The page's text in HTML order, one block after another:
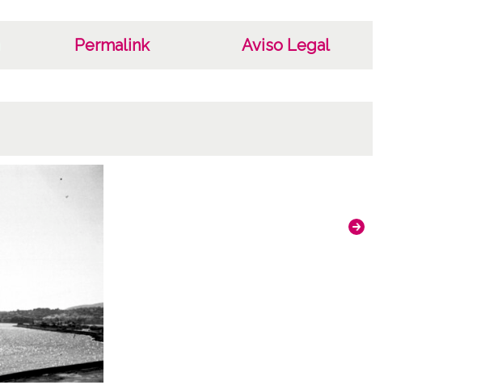
Permalink Aviso Legal